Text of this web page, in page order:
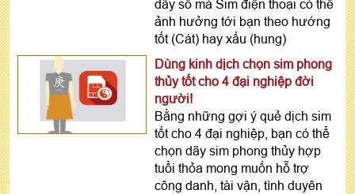
dãy số mà Sim điện thoại có thể
ảnh hưởng tới bạn theo hướng
tốt (Cát) hay xấu (hung)
Dùng kinh dịch chọn sim phong
thủy tốt cho 4 đại nghiệp đời
người!
Bằng những gợi ý quẻ dịch sim
tốt cho 4 đại nghiệp, bạn có thể
chọn dãy sim phong thủy hợp
tuổi thỏa mong muốn hỗ trợ
công danh, tài vận, tình duyên